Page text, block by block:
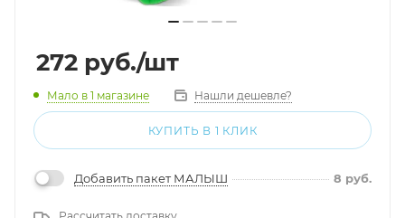
272 руб./шт
Мало в 1 магазине Нашли дешевле?
КУПИТЬ В 1 КЛИК
Добавить пакет МАЛЫШ 8 руб.